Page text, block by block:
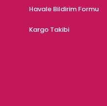
Havale Bildirim Formu
Kargo Takibi